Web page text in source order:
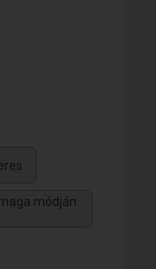
módján